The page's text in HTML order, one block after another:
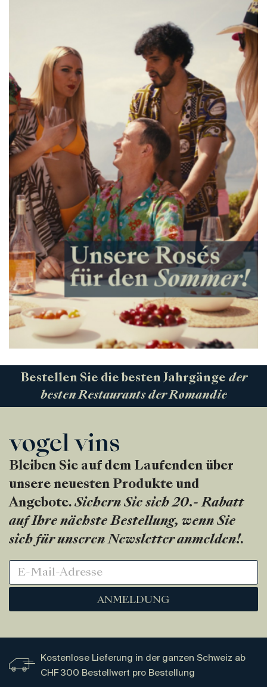
Bestellen Sie die besten Jahrgänge der
besten Restaurants der Romandie
Bleiben Sie auf dem Laufenden über
unsere neuesten Produkte und
Angebote. Sichern Sie sich 20.- Rabatt
auf Ihre nächste Bestellung, wenn Sie
sich für unseren Newsletter anmelden!.
ANMELDUNG
Kostenlose Lieferung in der ganzen Schweiz ab
CHF 300 Bestellwert pro Bestellung